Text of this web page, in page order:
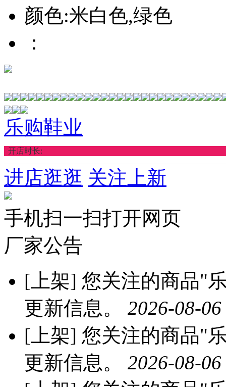
颜色:米白色,绿色
：
乐购鞋业
开店时长:
进店逛逛 关注上新
手机扫一扫打开网页
厂家公告
[上架] 您关注的商品"
更新信息。 2026-08-
[上架] 您关注的商品"
更新信息。 2026-08-